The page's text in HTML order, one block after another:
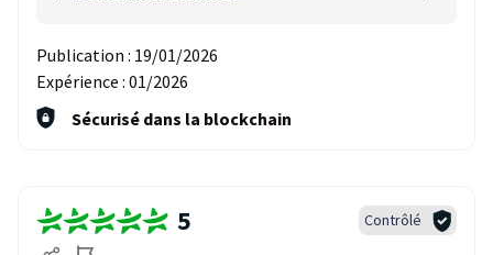
Publication : 19/01/2026
Expérience : 01/2026
Sécurisé dans la blockchain
5 Contrôlé